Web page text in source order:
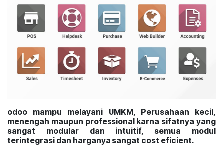
odoo mampu melayani UMKM, Perusahaan kecil,
menengah maupun professional karna sifatnya yang
sangat modular dan intuitif, semua modul
terintegrasi dan harganya sangat cost eficient.